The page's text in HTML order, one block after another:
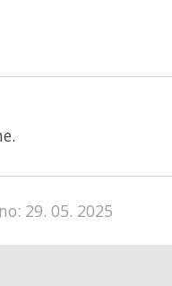
29. 05. 2025